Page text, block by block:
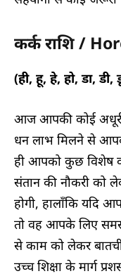
कर्क राशि /
(ही, हू, हे, हो, डा, डी,
आज आपकी कोई
धन लाभ मिलने से
ही आपको कुछ विशेष
संतान की नौकरी को
होगी, हालाँकि यदि
तो वह आपके लिए
से काम को लेकर
उच्च शिक्षा के मार्ग